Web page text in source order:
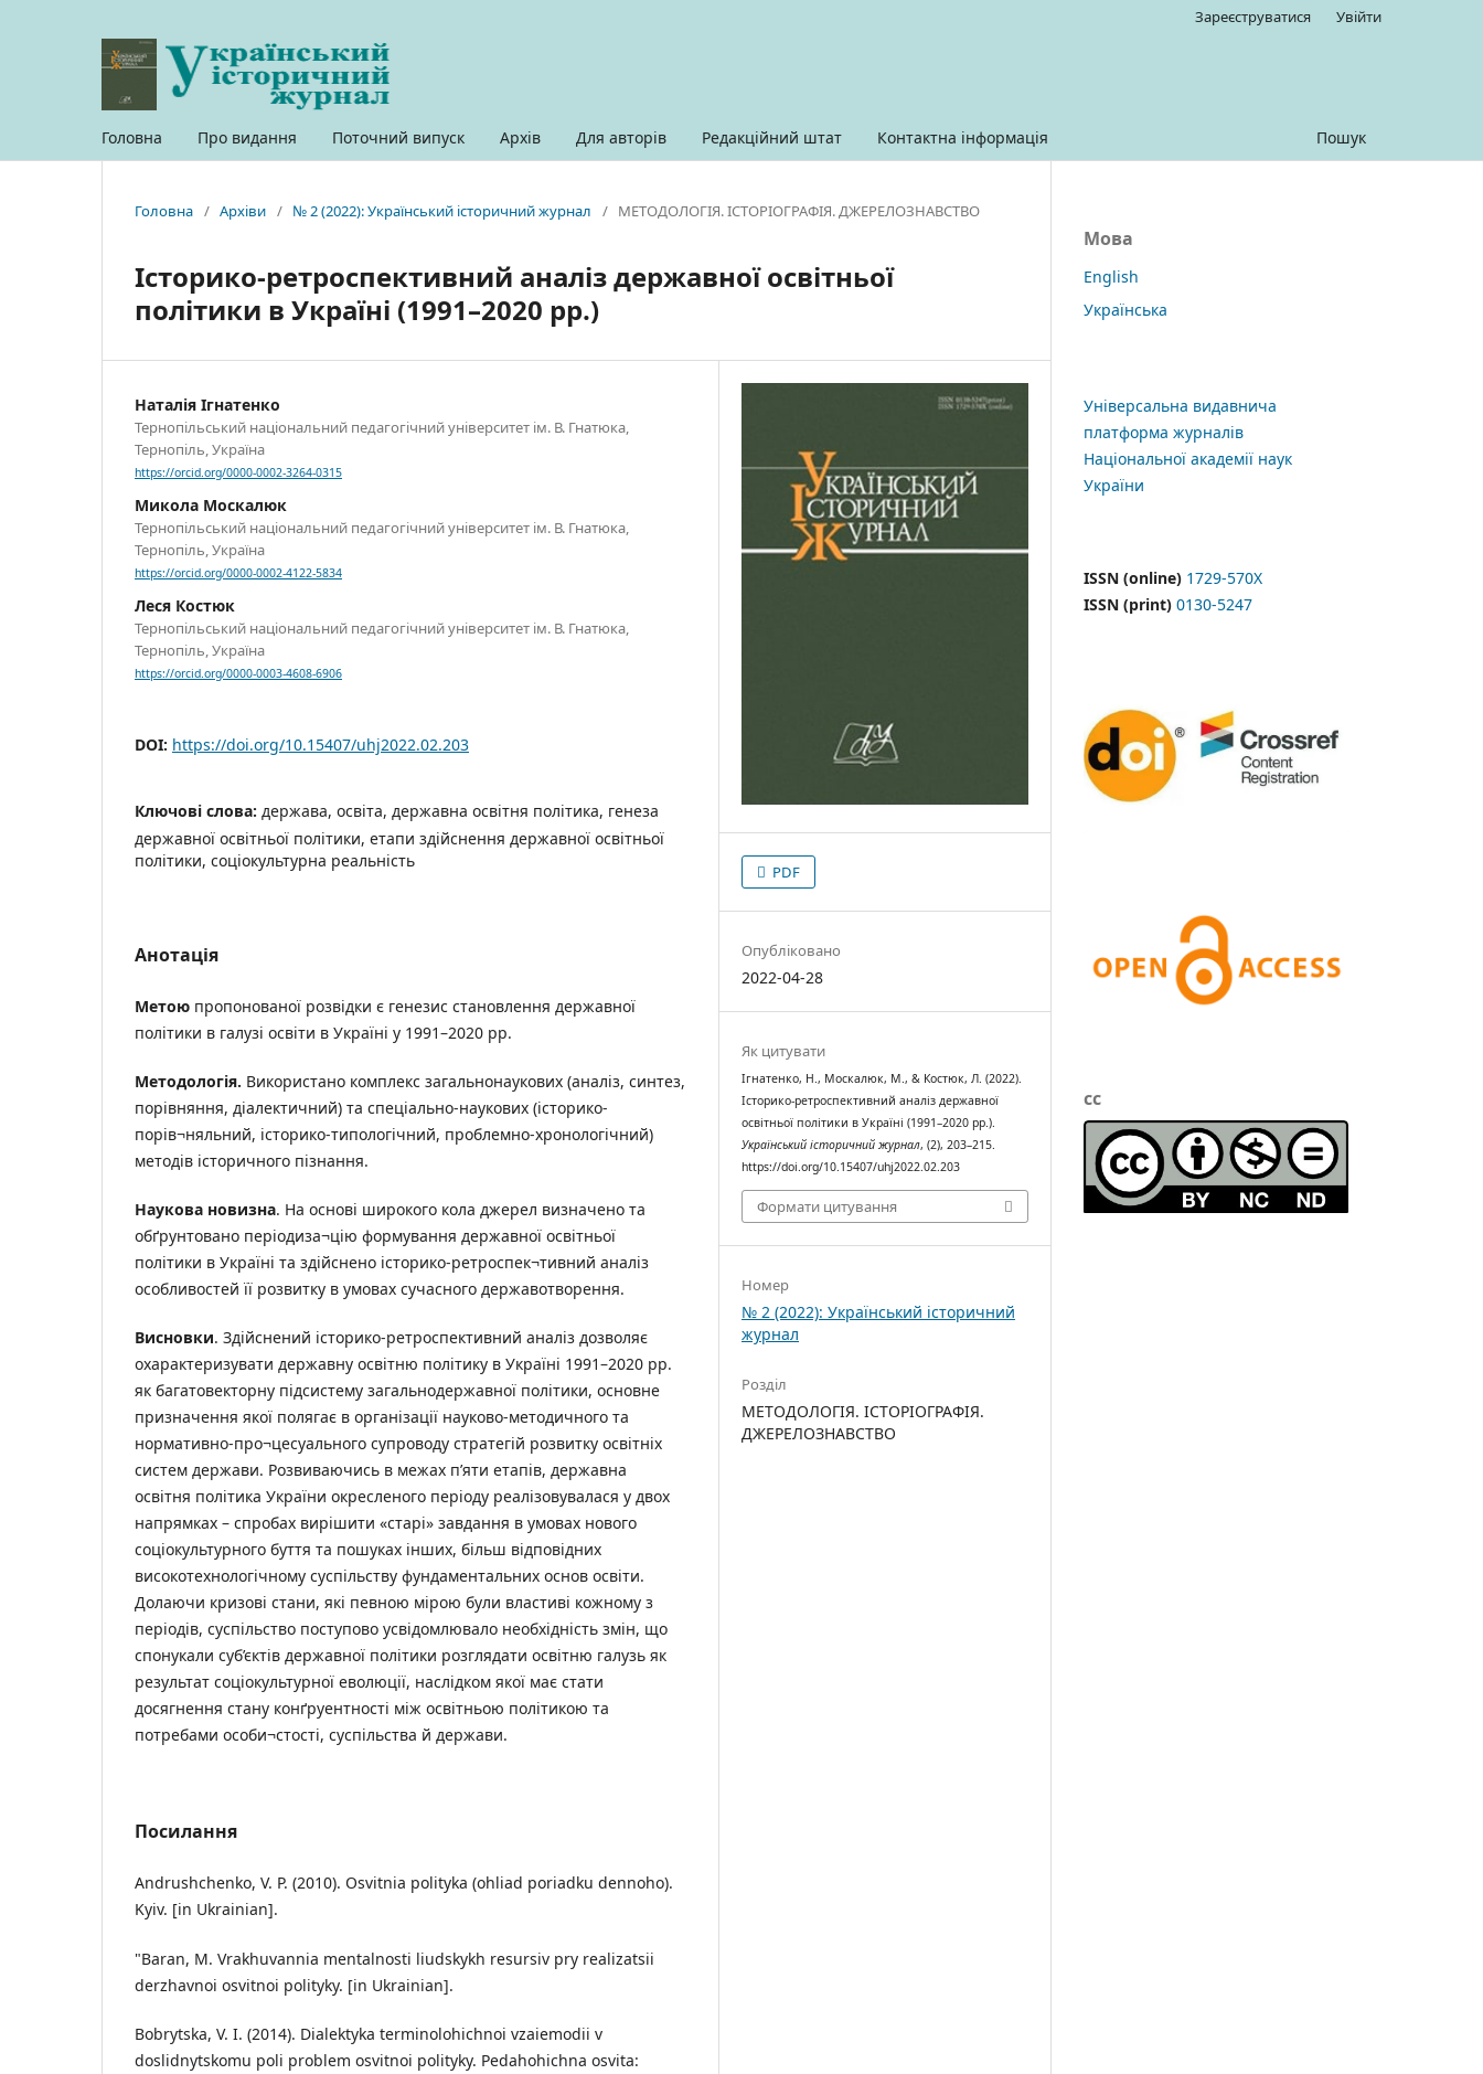
Головна Про видання Поточний випуск Архів Для авторів Редакційний штат Контактна інформація Пошук
Зареєструватися Увійти
Головна / Архіви / № 2 (2022): Український історичний журнал / МЕТОДОЛОГІЯ. ІСТОРІОГРАФІЯ. ДЖЕРЕЛОЗНАВСТВО
Історико-ретроспективний аналіз державної освітньої
політики в Україні (1991–2020 рр.)
Наталія Ігнатенко
Тернопільський національний педагогічний університет ім. В. Гнатюка,
Тернопіль, Україна
https://orcid.org/0000-0002-3264-0315
Микола Москалюк
Тернопільський національний педагогічний університет ім. В. Гнатюка,
Тернопіль, Україна
https://orcid.org/0000-0002-4122-5834
Леся Костюк
Тернопільський національний педагогічний університет ім. В. Гнатюка,
Тернопіль, Україна
https://orcid.org/0000-0003-4608-6906
DOI: https://doi.org/10.15407/uhj2022.02.203
Ключові слова: держава, освіта, державна освітня політика, генеза
державної освітньої політики, етапи здійснення державної освітньої
політики, соціокультурна реальність
Анотація
Метою пропонованої розвідки є генезис становлення державної
політики в галузі освіти в Україні у 1991–2020 рр.
Методологія. Використано комплекс загальнонаукових (аналіз, синтез,
порівняння, діалектичний) та спеціально-наукових (історико-
порів¬няльний, історико-типологічний, проблемно-хронологічний)
методів історичного пізнання.
Наукова новизна. На основі широкого кола джерел визначено та
обґрунтовано періодиза¬цію формування державної освітньої
політики в Україні та здійснено історико-ретроспек¬тивний аналіз
особливостей її розвитку в умовах сучасного державотворення.
Висновки. Здійснений історико-ретроспективний аналіз дозволяє
охарактеризувати державну освітню політику в Україні 1991–2020 рр.
як багатовекторну підсистему загальнодержавної політики, основне
призначення якої полягає в організації науково-методичного та
нормативно-про¬цесуального супроводу стратегій розвитку освітніх
систем держави. Розвиваючись в межах п’яти етапів, державна
освітня політика України окресленого періоду реалізовувалася у двох
напрямках – спробах вирішити «старі» завдання в умовах нового
соціокультурного буття та пошуках інших, більш відповідних
високотехнологічному суспільству фундаментальних основ освіти.
Долаючи кризові стани, які певною мірою були властиві кожному з
періодів, суспільство поступово усвідомлювало необхідність змін, що
спонукали суб’єктів державної політики розглядати освітню галузь як
результат соціокультурної еволюції, наслідком якої має стати
досягнення стану конґруентності між освітньою політикою та
потребами особи¬стості, суспільства й держави.
Посилання
Andrushchenko, V. P. (2010). Osvitnia polityka (ohliad poriadku dennoho).
Kyiv. [in Ukrainian].
"Baran, M. Vrakhuvannia mentalnosti liudskykh resursiv pry realizatsii
derzhavnoi osvitnoi polityky. [in Ukrainian].
Bobrytska, V. I. (2014). Dialektyka terminolohichnoi vzaiemodii v
doslidnytskomu poli problem osvitnoi polityky. Pedahohichna osvita:
PDF
Опубліковано
2022-04-28
Як цитувати
Ігнатенко, Н., Москалюк, М., & Костюк, Л. (2022).
Історико-ретроспективний аналіз державної
освітньої політики в Україні (1991–2020 рр.).
Український історичний журнал, (2), 203–215.
https://doi.org/10.15407/uhj2022.02.203
Формати цитування
Номер
№ 2 (2022): Український історичний
журнал
Розділ
МЕТОДОЛОГІЯ. ІСТОРІОГРАФІЯ.
ДЖЕРЕЛОЗНАВСТВО
Мова
English
Українська
Універсальна видавнича
платформа журналів
Національної академії наук
України
ISSN (online) 1729-570X
ISSN (print) 0130-5247
cc